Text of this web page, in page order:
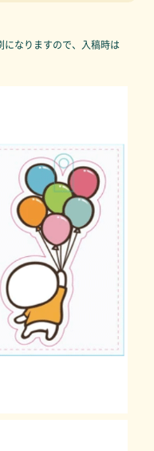
なりますので、入稿時は